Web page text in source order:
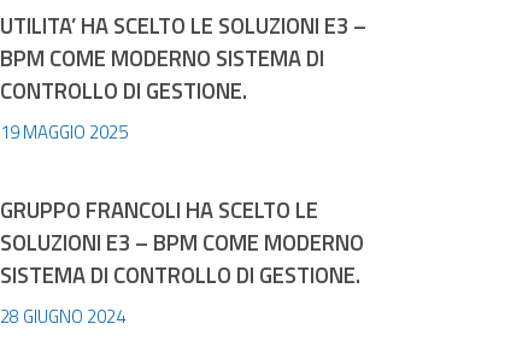
UTILITA’ HA SCELTO LE SOLUZIONI E3 –
BPM COME MODERNO SISTEMA DI
CONTROLLO DI GESTIONE.
19 MAGGIO 2025
GRUPPO FRANCOLI HA SCELTO LE
SOLUZIONI E3 – BPM COME MODERNO
SISTEMA DI CONTROLLO DI GESTIONE.
28 GIUGNO 2024